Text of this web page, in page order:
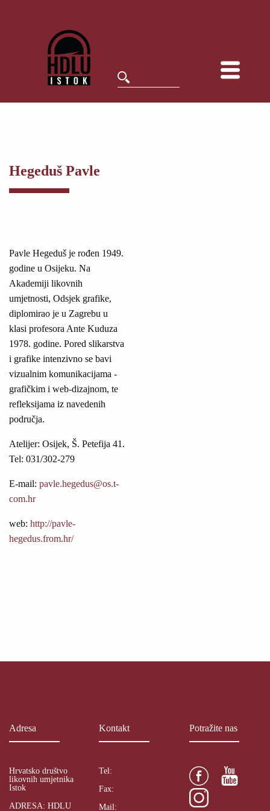
Hegeduš Pavle
Pavle Hegeduš je rođen 1949.
godine u Osijeku. Na
Akademiji likovnih
umjetnosti, Odsjek grafike,
diplomirao je u Zagrebu u
klasi profesora Ante Kuduza
1978. godine. Pored slikarstva
i grafike intenzivno se bavi
vizualnim komunikacijama -
grafičkim i web-dizajnom, te
refleksijama iz navedenih
područja.
Atelijer: Osijek, Š. Petefija 41.
Tel: 031/302-279
E-mail: pavle.hegedus@os.t-
com.hr
web: http://pavle-
hegedus.from.hr/
Adresa
Hrvatsko društvo
likovnih umjetnika
Istok
ADRESA: HDLU
Kontakt
Tel:
Fax:
Mail:
Potražite nas